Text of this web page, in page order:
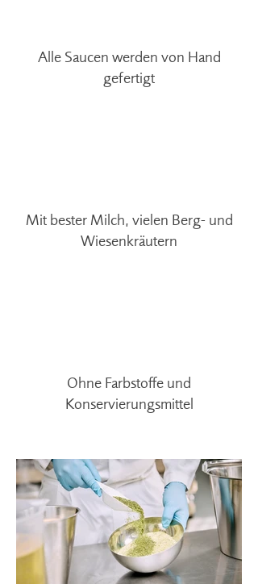
Alle Saucen werden von Hand
gefertigt
Mit bester Milch, vielen Berg- und
Wiesenkräutern
Ohne Farbstoffe und
Konservierungsmittel